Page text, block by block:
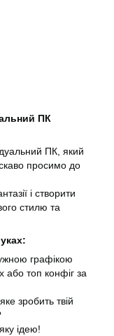
ПК
ПК, який
просимо до
і створити
стилю та
графікою
або топ конфіг за
зробить твій
ідею!